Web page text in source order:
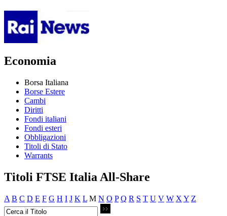
Economia
Borsa Italiana
Borse Estere
Cambi
Diritti
Fondi italiani
Fondi esteri
Obbligazioni
Titoli di Stato
Warrants
Titoli FTSE Italia All-Share
A B C D E F G H I J K L M N O P Q R S T U V W X Y Z